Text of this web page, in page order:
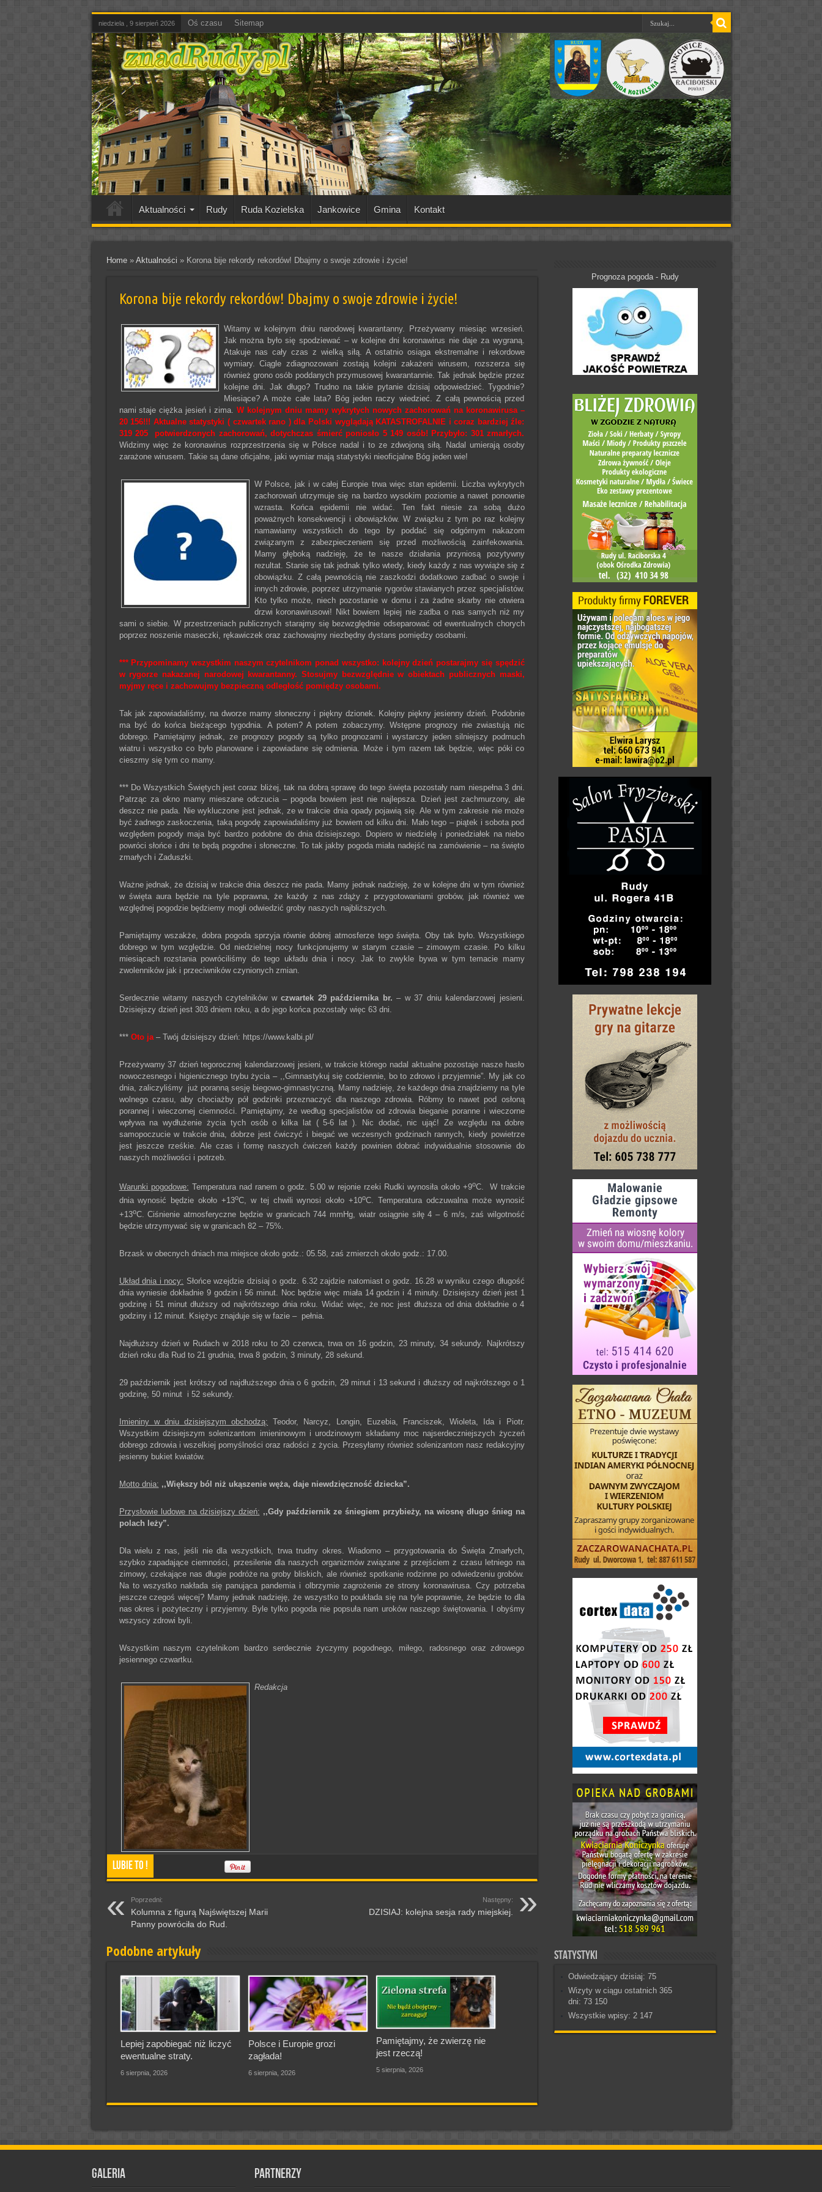
niedziela , 9 sierpień 2026 Oś czasu Sitemap
Aktualności Rudy Ruda Kozielska Jankowice Gmina Kontakt
Home» Aktualności » Korona bije rekordy rekordów! Dbajmy o swoje zdrowie i życie!
Korona bije rekordy rekordów! Dbajmy o swoje zdrowie i życie!
Witamy w kolejnym dniu narodowej kwarantanny. Przeżywamy miesiąc wrzesień.
Jak można było się spodziewać – w kolejne dni koronawirus nie daje za wygraną.
Atakuje nas cały czas z wielką siłą. A ostatnio osiąga ekstremalne i rekordowe
wymiary. Ciągle zdiagnozowani zostają kolejni zakażeni wirusem, rozszerza się
również grono osób poddanych przymusowej kwarantannie. Tak jednak będzie przez
kolejne dni. Jak długo? Trudno na takie pytanie dzisiaj odpowiedzieć. Tygodnie?
Miesiące? A może całe lata? Bóg jeden raczy wiedzieć. Z całą pewnością przed
nami staje ciężka jesień i zima.W kolejnym dniu mamy wykrytych nowych zachorowań na koronawirusa –
20 156!!! Aktualne statystyki ( czwartek rano ) dla Polski wyglądają KATASTROFALNIE i coraz bardziej źle:
319 205 potwierdzonych zachorowań, dotychczas śmierć poniosło 5 149 osób! Przybyło: 301 zmarłych.
Widzimy więc że koronawirus rozprzestrzenia się w Polsce nadal i to ze zdwojoną siłą. Nadal umierają osoby
zarażone wirusem. Takie są dane oficjalne, jaki wymiar mają statystyki nieoficjalne Bóg jeden wie!
W Polsce, jak i w całej Europie trwa więc stan epidemii. Liczba wykrytych
zachorowań utrzymuje się na bardzo wysokim poziomie a nawet ponownie
wzrasta. Końca epidemii nie widać. Ten fakt niesie za sobą dużo
poważnych konsekwencji i obowiązków. W związku z tym po raz kolejny
namawiamy wszystkich do tego by poddać się odgórnym nakazom
związanym z zabezpieczeniem się przed możliwością zainfekowania.
Mamy głęboką nadzieję, że te nasze działania przyniosą pozytywny
rezultat. Stanie się tak jednak tylko wtedy, kiedy każdy z nas wywiąże się z
obowiązku. Z całą pewnością nie zaszkodzi dodatkowo zadbać o swoje i
innych zdrowie, poprzez utrzymanie rygorów stawianych przez specjalistów.
Kto tylko może, niech pozostanie w domu i za żadne skarby nie otwiera
drzwi koronawirusowi! Nikt bowiem lepiej nie zadba o nas samych niż my
sami o siebie. W przestrzeniach publicznych starajmy się bezwzględnie odseparować od ewentualnych chorych
poprzez noszenie maseczki, rękawiczek oraz zachowajmy niezbędny dystans pomiędzy osobami.
*** Przypominamy wszystkim naszym czytelnikom ponad wszystko: kolejny dzień postarajmy się spędzić
w rygorze nakazanej narodowej kwarantanny. Stosujmy bezwzględnie w obiektach publicznych maski,
myjmy ręce i zachowujmy bezpieczną odległość pomiędzy osobami.
Tak jak zapowiadaliśmy, na dworze mamy słoneczny i piękny dzionek. Kolejny piękny jesienny dzień. Podobnie
ma być do końca bieżącego tygodnia. A potem? A potem zobaczymy. Wstępne prognozy nie zwiastują nic
dobrego. Pamiętajmy jednak, ze prognozy pogody są tylko prognozami i wystarczy jeden silniejszy podmuch
wiatru i wszystko co było planowane i zapowiadane się odmienia. Może i tym razem tak będzie, więc póki co
cieszmy się tym co mamy.
*** Do Wszystkich Świętych jest coraz bliżej, tak na dobrą sprawę do tego święta pozostały nam niespełna 3 dni.
Patrząc za okno mamy mieszane odczucia – pogoda bowiem jest nie najlepsza. Dzień jest zachmurzony, ale
deszcz nie pada. Nie wykluczone jest jednak, ze w trakcie dnia opady pojawią się. Ale w tym zakresie nie może
być żadnego zaskoczenia, taką pogodę zapowiadaliśmy już bowiem od kilku dni. Mało tego – piątek i sobota pod
względem pogody maja być bardzo podobne do dnia dzisiejszego. Dopiero w niedzielę i poniedziałek na niebo
powróci słońce i dni te będą pogodne i słoneczne. To tak jakby pogoda miała nadejść na zamówienie – na święto
zmarłych i Zaduszki.
Ważne jednak, że dzisiaj w trakcie dnia deszcz nie pada. Mamy jednak nadzieję, że w kolejne dni w tym również
w święta aura będzie na tyle poprawna, że każdy z nas zdąży z przygotowaniami grobów, jak również we
względnej pogodzie będziemy mogli odwiedzić groby naszych najbliższych.
Pamiętajmy wszakże, dobra pogoda sprzyja równie dobrej atmosferze tego święta. Oby tak było. Wszystkiego
dobrego w tym względzie. Od niedzielnej nocy funkcjonujemy w starym czasie – zimowym czasie. Po kilku
miesiącach rozstania powróciliśmy do tego układu dnia i nocy. Jak to zwykle bywa w tym temacie mamy
zwolenników jak i przeciwników czynionych zmian.
Serdecznie witamy naszych czytelników w czwartek 29 października br. – w 37 dniu kalendarzowej jesieni.
Dzisiejszy dzień jest 303 dniem roku, a do jego końca pozostały więc 63 dni.
*** Oto ja– Twój dzisiejszy dzień: https://www.kalbi.pl/
Przeżywamy 37 dzień tegorocznej kalendarzowej jesieni, w trakcie którego nadal aktualne pozostaje nasze hasło
nowoczesnego i higienicznego trybu życia – ,,Gimnastykuj się codziennie, bo to zdrowo i przyjemnie”. My jak co
dnia, zaliczyliśmy już poranną sesję biegowo-gimnastyczną. Mamy nadzieję, że każdego dnia znajdziemy na tyle
wolnego czasu, aby chociażby pół godzinki przeznaczyć dla naszego zdrowia. Róbmy to nawet pod osłoną
porannej i wieczornej ciemności. Pamiętajmy, że według specjalistów od zdrowia bieganie poranne i wieczorne
wpływa na wydłużenie życia tych osób o kilka lat ( 5-6 lat ). Nic dodać, nic ująć! Ze względu na dobre
samopoczucie w trakcie dnia, dobrze jest ćwiczyć i biegać we wczesnych godzinach rannych, kiedy powietrze
jest jeszcze rześkie. Ale czas i formę naszych ćwiczeń każdy powinien dobrać indywidualnie stosownie do
naszych możliwości i potrzeb.
Warunki pogodowe: Temperatura nad ranem o godz. 5.00 w rejonie rzeki Rudki wynosiła około +9oC. W trakcie
dnia wynosić będzie około +13oC, w tej chwili wynosi około +10oC. Temperatura odczuwalna może wynosić
+13oC. Ciśnienie atmosferyczne będzie w granicach 744 mmHg, wiatr osiągnie siłę 4 – 6 m/s, zaś wilgotność
będzie utrzymywać się w granicach 82 – 75%.
Brzask w obecnych dniach ma miejsce około godz.: 05.58, zaś zmierzch około godz.: 17.00.
Układ dnia i nocy: Słońce wzejdzie dzisiaj o godz. 6.32 zajdzie natomiast o godz. 16.28 w wyniku czego długość
dnia wyniesie dokładnie 9 godzin i 56 minut. Noc będzie więc miała 14 godzin i 4 minuty. Dzisiejszy dzień jest 1
godzinę i 51 minut dłuższy od najkrótszego dnia roku. Widać więc, że noc jest dłuższa od dnia dokładnie o 4
godziny i 12 minut. Księżyc znajduje się w fazie – pełnia.
Najdłuższy dzień w Rudach w 2018 roku to 20 czerwca, trwa on 16 godzin, 23 minuty, 34 sekundy. Najkrótszy
dzień roku dla Rud to 21 grudnia, trwa 8 godzin, 3 minuty, 28 sekund.
29 październik jest krótszy od najdłuższego dnia o 6 godzin, 29 minut i 13 sekund i dłuższy od najkrótszego o 1
godzinę, 50 minut i 52 sekundy.
Imieniny w dniu dzisiejszym obchodzą: Teodor, Narcyz, Longin, Euzebia, Franciszek, Wioleta, Ida i Piotr.
Wszystkim dzisiejszym solenizantom imieninowym i urodzinowym składamy moc najserdeczniejszych życzeń
dobrego zdrowia i wszelkiej pomyślności oraz radości z życia. Przesyłamy również solenizantom nasz redakcyjny
jesienny bukiet kwiatów.
Motto dnia: ,,Większy ból niż ukąszenie węża, daje niewdzięczność dziecka”.
Przysłowie ludowe na dzisiejszy dzień: ,,Gdy październik ze śniegiem przybieży, na wiosnę długo śnieg na
polach leży”.
Dla wielu z nas, jeśli nie dla wszystkich, trwa trudny okres. Wiadomo – przygotowania do Święta Zmarłych,
szybko zapadające ciemności, przesilenie dla naszych organizmów związane z przejściem z czasu letniego na
zimowy, czekające nas długie podróże na groby bliskich, ale również spotkanie rodzinne po odwiedzeniu grobów.
Na to wszystko nakłada się panująca pandemia i olbrzymie zagrożenie ze strony koronawirusa. Czy potrzeba
jeszcze czegoś więcej? Mamy jednak nadzieję, że wszystko to poukłada się na tyle poprawnie, że będzie to dla
nas okres i pożyteczny i przyjemny. Byle tylko pogoda nie popsuła nam uroków naszego świętowania. I obyśmy
wszyscy zdrowi byli.
Wszystkim naszym czytelnikom bardzo serdecznie życzymy pogodnego, miłego, radosnego oraz zdrowego
jesiennego czwartku.
Redakcja
Lubie To !
Poprzedni:
Kolumna z figurą Najświętszej Marii
Panny powróciła do Rud.
Następny:
DZISIAJ: kolejna sesja rady miejskiej.
Podobne artykuły
Lepiej zapobiegać niż liczyć
ewentualne straty.
6 sierpnia, 2026
Polsce i Europie grozi
zagłada!
6 sierpnia, 2026
Pamiętajmy, że zwierzę nie
jest rzeczą!
5 sierpnia, 2026
Prognoza pogoda - Rudy
Statystyki
Odwiedzający dzisiaj: 75
Wizyty w ciągu ostatnich 365
dni: 73 150
Wszystkie wpisy: 2 147
Galeria Partnerzy